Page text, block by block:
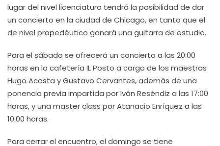
lugar del nivel licenciatura tendrá la posibilidad de dar
un concierto en la ciudad de Chicago, en tanto que el
de nivel propedéutico ganará una guitarra de estudio.
Para el sábado se ofrecerá un concierto a las 20:00
horas en la cafetería IL Posto a cargo de los maestros
Hugo Acosta y Gustavo Cervantes, además de una
ponencia previa impartida por Iván Reséndiz a las 17:00
horas, y una master class por Atanacio Enríquez a las
10:00 horas.
Para cerrar el encuentro, el domingo se tiene